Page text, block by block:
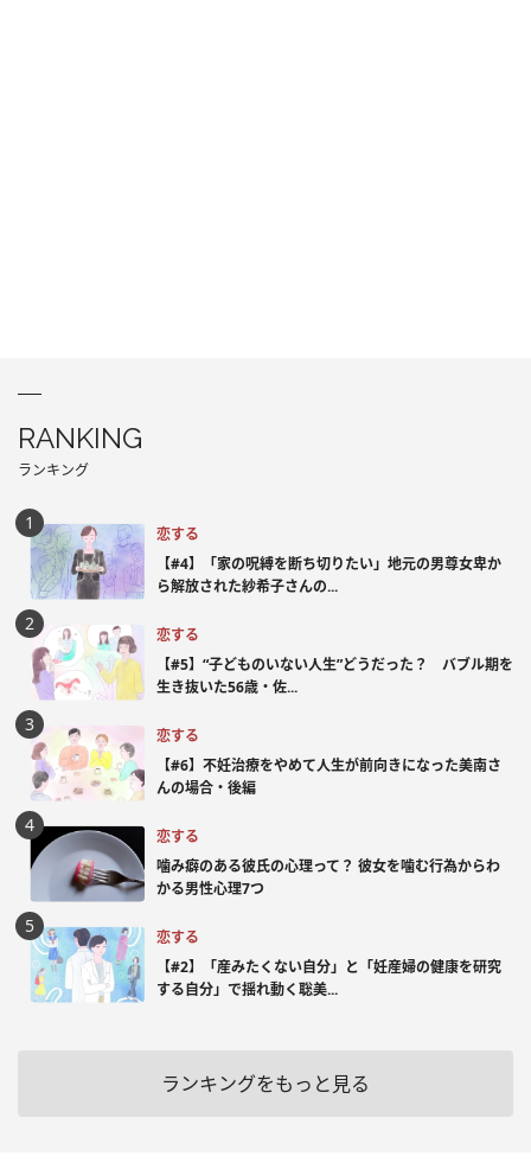
RANKING
ランキング
恋する
【#4】「家の呪縛を断ち切りたい」地元の男尊女卑か
ら解放された紗希子さんの...
恋する
【#5】“子どものいない人生”どうだった？ バブル期を
生き抜いた56歳・佐...
恋する
【#6】不妊治療をやめて人生が前向きになった美南さ
んの場合・後編
恋する
噛み癖のある彼氏の心理って？ 彼女を噛む行為からわ
かる男性心理7つ
恋する
【#2】「産みたくない自分」と「妊産婦の健康を研究
する自分」で揺れ動く聡美...
ランキングをもっと見る